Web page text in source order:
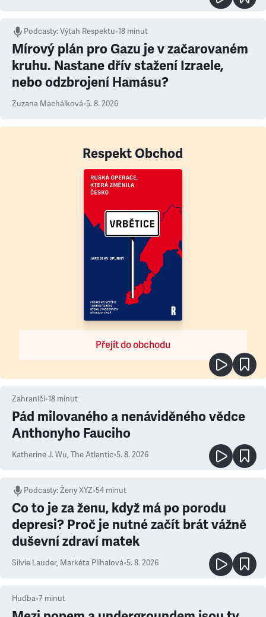
Podcasty:Výtah Respektu•18 minut
Mírový plán pro Gazu je v začarovaném
kruhu. Nastane dřív stažení Izraele,
nebo odzbrojení Hamásu?
Zuzana Machálková•5. 8. 2026
Respekt Obchod
Přejít do obchodu
Zahraničí•18 minut
Pád milovaného a nenáviděného vědce
Anthonyho Fauciho
Katherine J. Wu, The Atlantic•5. 8. 2026
Podcasty:Ženy XYZ•54 minut
Co to je za ženu, když má po porodu
depresi? Proč je nutné začít brát vážně
duševní zdraví matek
Silvie Lauder, Markéta Plíhalová•5. 8. 2026
Hudba•7 minut